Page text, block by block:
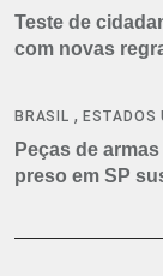
Teste de
com novas
BRASIL , ESTADOS
Peças de
preso em SP